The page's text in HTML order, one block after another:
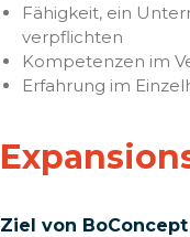
Fähigkeit, ein
verpflichten
Kompetenzen im
Erfahrung im
Ziel von